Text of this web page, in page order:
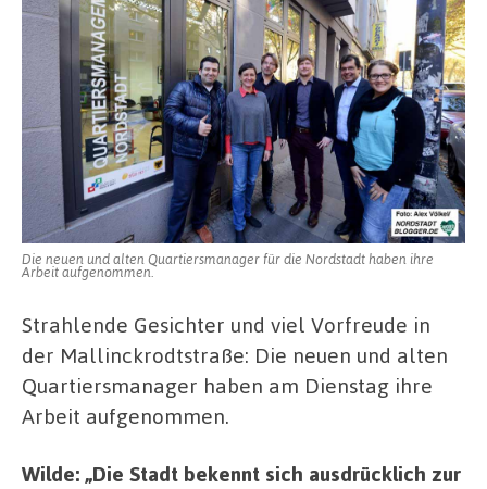
Die neuen und alten Quartiersmanager für die Nordstadt haben ihre
Arbeit aufgenommen.
Strahlende Gesichter und viel Vorfreude in
der Mallinckrodtstraße: Die neuen und alten
Quartiersmanager haben am Dienstag ihre
Arbeit aufgenommen.
Wilde: „Die Stadt bekennt sich ausdrücklich zur